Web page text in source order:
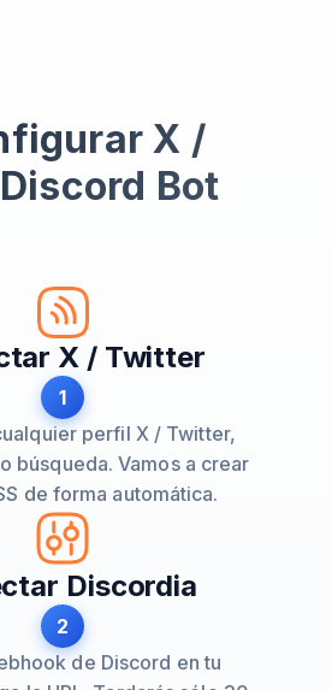
X /
Bot
X / Twitter
1
perfil X / Twitter,
búsqueda. Vamos a crear
de forma automática.
Discordia
2
de Discord en tu